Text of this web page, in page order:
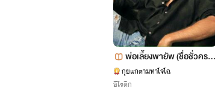
พ่อเลี้ยงพายัพ (ชื่อชั่วครา
ว)
กุยแกตามหาโจโฉ
อีโรติก